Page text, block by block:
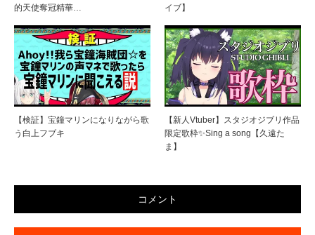
的天使奪冠精華…
イブ】
【検証】宝鐘マリンになりながら歌
う白上フブキ
【新人Vtuber】スタジオジブリ作品
限定歌枠✨Sing a song【久遠た
ま】
コメント